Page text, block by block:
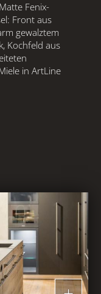
Matte Fenix-
Front aus
gewalztem
Kochfeld aus
in ArtLine